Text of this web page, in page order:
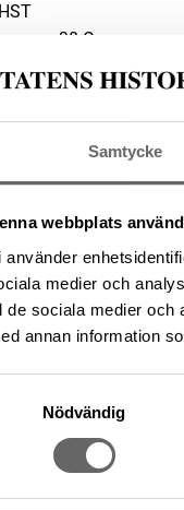
Samtycke
webbplats
använder
medier och
de sociala medier och
annan information
Nödvändig
38:C
på Catview
Socken: Dalhem
Gotland, Land: Sverige
(start 1994-10-
denna sida är fri att
Statens historiska